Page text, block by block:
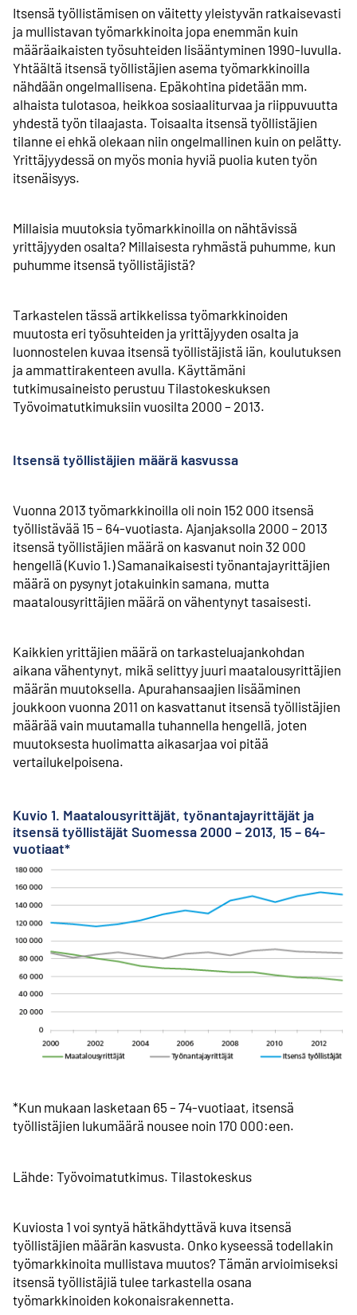
Itsensä työllistämisen on väitetty yleistyvän ratkaisevasti
ja mullistavan työmarkkinoita jopa enemmän kuin
määräaikaisten työsuhteiden lisääntyminen 1990-luvulla.
Yhtäältä itsensä työllistäjien asema työmarkkinoilla
nähdään ongelmallisena. Epäkohtina pidetään mm.
alhaista tulotasoa, heikkoa sosiaaliturvaa ja riippuvuutta
yhdestä työn tilaajasta. Toisaalta itsensä työllistäjien
tilanne ei ehkä olekaan niin ongelmallinen kuin on pelätty.
Yrittäjyydessä on myös monia hyviä puolia kuten työn
itsenäisyys.
Millaisia muutoksia työmarkkinoilla on nähtävissä
yrittäjyyden osalta? Millaisesta ryhmästä puhumme, kun
puhumme itsensä työllistäjistä?
Tarkastelen tässä artikkelissa työmarkkinoiden
muutosta eri työsuhteiden ja yrittäjyyden osalta ja
luonnostelen kuvaa itsensä työllistäjistä iän, koulutuksen
ja ammattirakenteen avulla. Käyttämäni
tutkimusaineisto perustuu Tilastokeskuksen
Työvoimatutkimuksiin vuosilta 2000 – 2013.
Itsensä työllistäjien määrä kasvussa
Vuonna 2013 työmarkkinoilla oli noin 152 000 itsensä
työllistävää 15 – 64-vuotiasta. Ajanjaksolla 2000 – 2013
itsensä työllistäjien määrä on kasvanut noin 32 000
hengellä (Kuvio 1.) Samanaikaisesti työnantaja­yrittäjien
määrä on pysynyt jotakuinkin samana, mutta
maatalousyrittäjien määrä on vähentynyt tasaisesti.
Kaikkien yrittäjien määrä on tarkastelu­ajankohdan
aikana vähentynyt, mikä selittyy juuri maatalousyrittäjien
määrän muutoksella. Apurahansaajien lisääminen
joukkoon vuonna 2011 on kasvattanut itsensä työllistäjien
määrää vain muutamalla tuhannella hengellä, joten
muutoksesta huolimatta aikasarjaa voi pitää
vertailukelpoisena.
Kuvio 1. Maatalous­yrittäjät, työnantaja­yrittäjät ja
itsensä työllistäjät Suomessa 2000 – 2013, 15 – 64-
vuotiaat*
*Kun mukaan lasketaan 65 – 74-vuotiaat, itsensä
työllistäjien lukumäärä nousee noin 170 000:een.
Lähde: Työvoima­tutkimus. Tilastokeskus
Kuviosta 1 voi syntyä hätkähdyttävä kuva itsensä
työllistäjien määrän kasvusta. Onko kyseessä todellakin
työmarkkinoita mullistava muutos? Tämän arvioimiseksi
itsensä työllistäjiä tulee tarkastella osana
työmarkkinoiden kokonais­rakennetta.